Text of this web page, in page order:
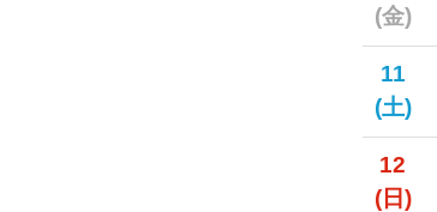
(金)
11
(土)
12
(日)